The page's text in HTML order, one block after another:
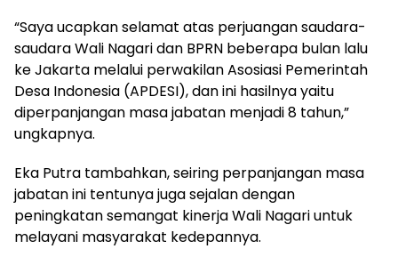
“Saya ucapkan selamat atas perjuangan saudara-
saudara Wali Nagari dan BPRN beberapa bulan lalu
ke Jakarta melalui perwakilan Asosiasi Pemerintah
Desa Indonesia (APDESI), dan ini hasilnya yaitu
diperpanjangan masa jabatan menjadi 8 tahun,”
ungkapnya.
Eka Putra tambahkan, seiring perpanjangan masa
jabatan ini tentunya juga sejalan dengan
peningkatan semangat kinerja Wali Nagari untuk
melayani masyarakat kedepannya.